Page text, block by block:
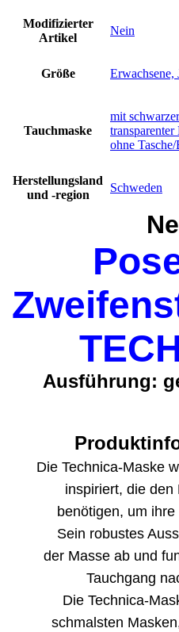
Modifizierter
Artikel
Nein
Größe Erwachsene,
Tauchmaske
mit
ohne
Herstellungsland
und -region
Schweden
Ausführung:
Die Technica-Maske
inspiriert, die den
benötigen, um
Sein robustes
der Masse ab und
Tauchgang
Die Technica-
schmalsten